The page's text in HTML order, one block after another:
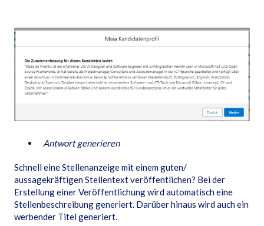
Antwort generieren
Schnell eine Stellenanzeige mit einem guten/
aussagekräftigen Stellentext veröffentlichen? Bei der
Erstellung einer Veröffentlichung wird automatisch eine
Stellenbeschreibung generiert. Darüber hinaus wird auch ein
werbender Titel generiert.